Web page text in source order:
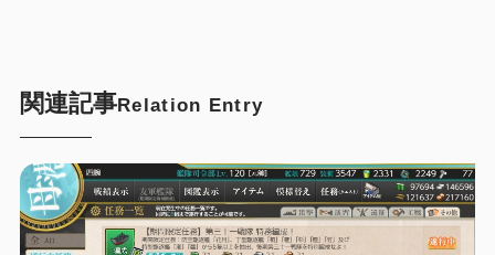
関連記事Relation Entry